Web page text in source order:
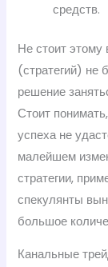
средств.
Не стоит этому
(стратегий) не
решение
Стоит
успеха не
малейшем
стратегии,
спекулянты
большое
Канальные